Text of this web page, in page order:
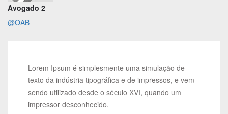
Avogado 2
@OAB
Lorem Ipsum é simplesmente uma simulação de
texto da indústria tipográfica e de impressos, e vem
sendo utilizado desde o século XVI, quando um
impressor desconhecido.